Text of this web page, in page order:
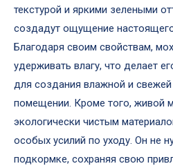
текстурой и яркими зелеными
создадут ощущение
Благодаря своим свойствам,
удерживать влагу, что делает
для создания влажной и
помещении. Кроме того, живой
экологически чистым
особых усилий по уходу. Он не
подкормке, сохраняя свою